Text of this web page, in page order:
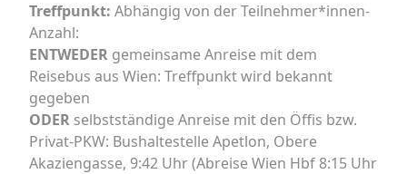
Treffpunkt: Abhängig von der Teilnehmer*innen-
Anzahl:
ENTWEDER gemeinsame Anreise mit dem
Reisebus aus Wien: Treffpunkt wird bekannt
gegeben
ODER selbstständige Anreise mit den Öffis bzw.
Privat-PKW: Bushaltestelle Apetlon, Obere
Akaziengasse, 9:42 Uhr (Abreise Wien Hbf 8:15 Uhr